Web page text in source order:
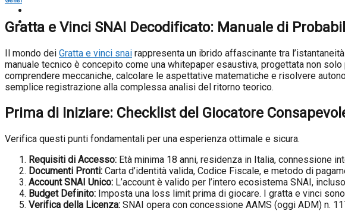
Gratta e Vinci SNAI Decodificato: Manuale di
Il mondo dei Gratta e vinci snai rappresenta un ibrido affascinante tra
manuale tecnico è concepito come una whitepaper esaustiva, progettata non
comprendere meccaniche, calcolare le aspettative matematiche e risolvere
semplice registrazione alla complessa analisi del ritorno teorico.
Prima di Iniziare: Checklist del Giocatore
Verifica questi punti fondamentali per una esperienza ottimale e sicura.
Requisiti di Accesso: Età minima 18 anni, residenza in Italia, connessione
Documenti Pronti: Carta d’identità valida, Codice Fiscale, e metodo di
Account SNAI Unico: L’account è valido per l’intero ecosistema SNAI,
Budget Definito: Imposta una loss limit prima di giocare. I gratta e vinci
Verifica della Licenza: SNAI opera con concessione AAMS (oggi ADM) n.